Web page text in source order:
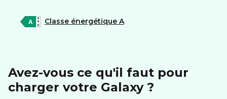
Classe énergétique A
Avez-vous ce qu'il faut pour
charger votre Galaxy ?